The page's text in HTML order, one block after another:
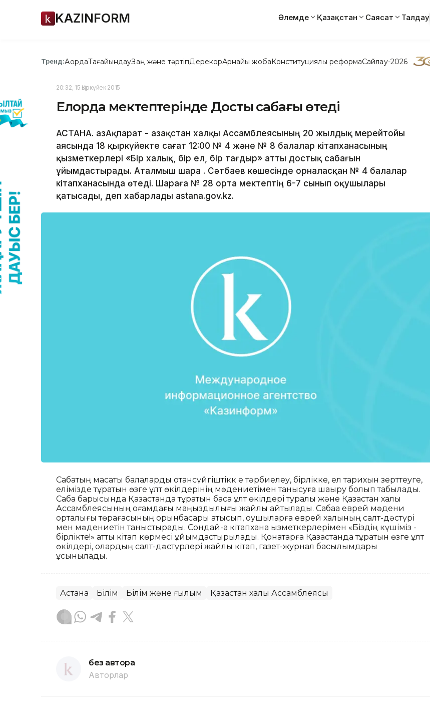
KAZINFORM Әлемде Қазақстан Саясат Талдау
Тренд:АқордаТағайындауЗаң және тәртіпДерекқорАрнайы жобаКонституциялық реформаСайлау-2026
20:32, 15 Қыркүйек 2015
Елорда мектептерінде Достық сабағы өтеді
АСТАНА. ҚазАқпарат - Қазақстан халқы Ассамблеясының 20 жылдық мерейтойы
аясында 18 қыркүйекте сағат 12:00 № 4 және № 8 балалар кітапханасының
қызметкерлері «Бір халық, бір ел, бір тағдыр» атты достық сабағын
ұйымдастырады. Аталмыш шара Қ. Сәтбаев көшесінде орналасқан № 4 балалар
кітапханасында өтеді. Шараға № 28 орта мектептің 6-7 сынып оқушылары
қатысады, деп хабарлады astana.gov.kz.
Сабақтың мақсаты балаларды отансүйгіштікк е тәрбиелеу, бірлікке, ел тарихын зерттеуге,
елімізде тұратын өзге ұлт өкілдерінің мәдениетімен танысуға шақыру болып табылады.
Сабақ барысында Қазақстанда тұратын басқа ұлт өкілдері туралы және Қазақстан халқы
Ассамблеясының қоғамдағы маңыздылығы жайлы айтылады. Сабаққа еврей мәдени
орталығы төрағасының орынбасары қатысып, оқушыларға еврей халқының салт-дәстүрі
мен мәдениетін таныстырады. Сондай-ақ кітапхана қызметкерлерімен «Біздің күшіміз -
бірлікте!» атты кітап көрмесі ұйымдастырылады. Қонақтарға Қазақстанда тұратын өзге ұлт
өкілдері, олардың салт-дәстүрлері жайлы кітап, газет-журнал басылымдары
ұсынылады.
Астана Білім Білім және ғылым Қазақстан халқы Ассамблеясы
без автора
Авторлар